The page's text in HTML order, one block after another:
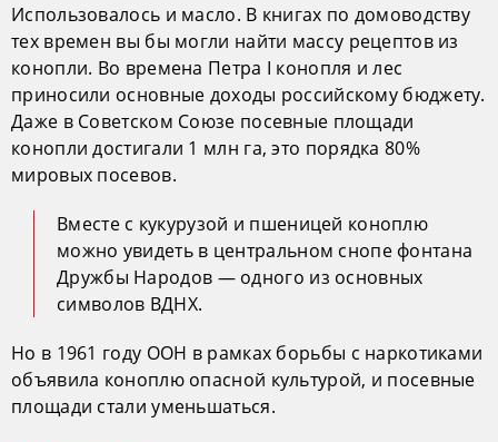
Использовалось и масло. В книгах по домоводству
тех времен вы бы могли найти массу рецептов из
конопли. Во времена Петра I конопля и лес
приносили основные доходы российскому бюджету.
Даже в Советском Союзе посевные площади
конопли достигали 1 млн га, это порядка 80%
мировых посевов.
Вместе с кукурузой и пшеницей коноплю
можно увидеть в центральном снопе фонтана
Дружбы Народов — одного из основных
символов ВДНХ.
Но в 1961 году ООН в рамках борьбы с наркотиками
объявила коноплю опасной культурой, и посевные
площади стали уменьшаться.